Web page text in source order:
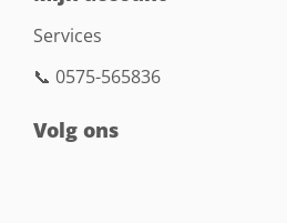
Services
📞 0575-565836
Volg ons